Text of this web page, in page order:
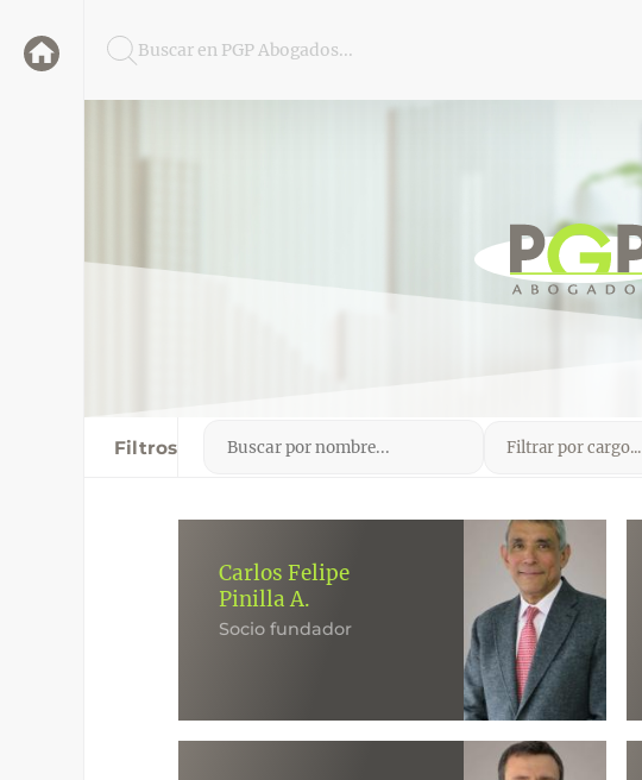
Buscar en PGP Abogados...
Filtros Filtrar por cargo...
Carlos Felipe
Pinilla A.
Socio fundador